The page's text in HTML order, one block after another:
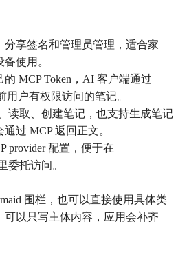
分享签名和管理员管理，适合家
使用。
MCP Token，AI 客户端通过
用户有权限访问的笔记。
读取、创建笔记，也支持生成笔记
过 MCP 返回正文。
provider 配置，便于在
委托访问。
围栏，也可以直接使用具体类
可以只写主体内容，应用会补齐